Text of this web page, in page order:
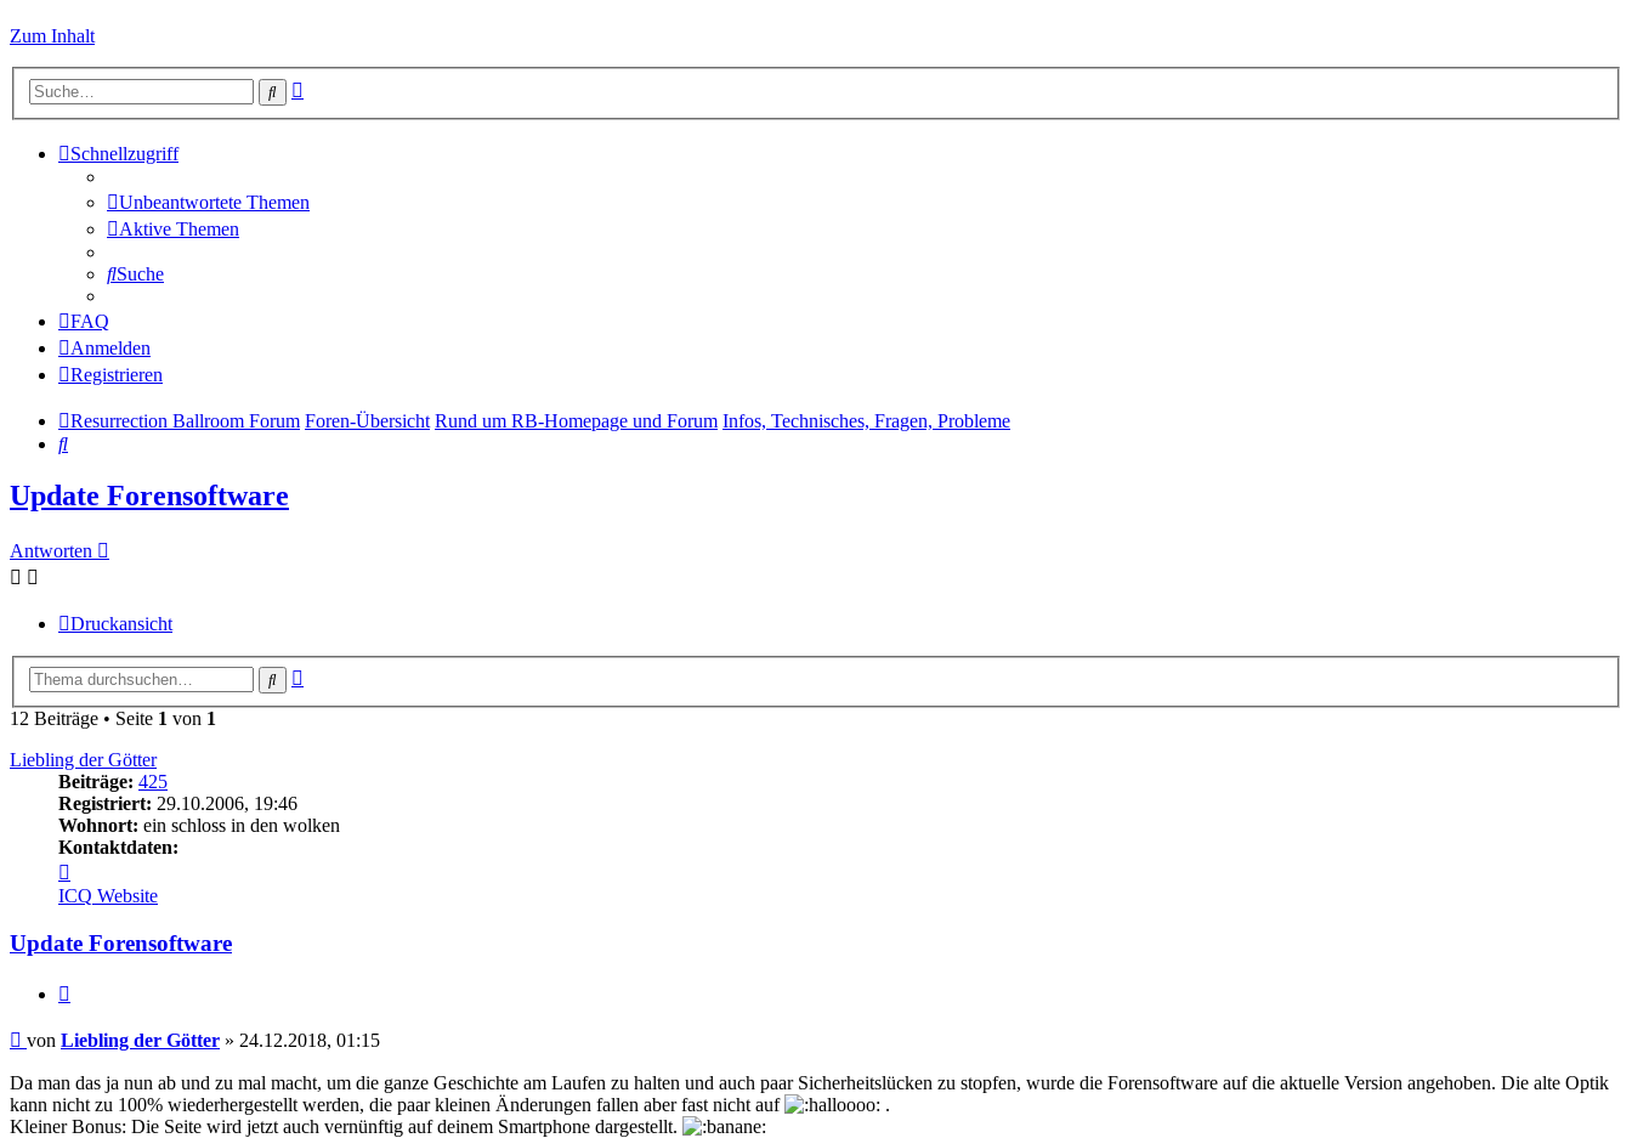
Zum Inhalt
Suche
Schnellzugriff
Unbeantwortete Themen
Aktive Themen
Suche
FAQ
Anmelden
Registrieren
Resurrection Ballroom Forum Foren-Übersicht Rund um RB-Homepage und Forum Infos, Technisches, Fragen, Probleme
Suche
Update Forensoftware
Antworten
Druckansicht
Suche
12 Beiträge • Seite 1 von 1
Liebling der Götter
Beiträge: 425
Registriert: 29.10.2006, 19:46
Wohnort: ein schloss in den wolken
Kontaktdaten:
von
Liebling
der
Götter
ICQ Website
Update Forensoftware
Beitrag
von Liebling der Götter » 24.12.2018, 01:15
Da man das ja nun ab und zu mal macht, um die ganze Geschichte am Laufen zu halten und auch paar Sicherheitslücken zu stopfen, wurde die Forensoftware auf die aktuelle Version angehoben. Die alte Optik
kann nicht zu 100% wiederhergestellt werden, die paar kleinen Änderungen fallen aber fast nicht auf
.
Kleiner Bonus: Die Seite wird jetzt auch vernünftig auf deinem Smartphone dargestellt.